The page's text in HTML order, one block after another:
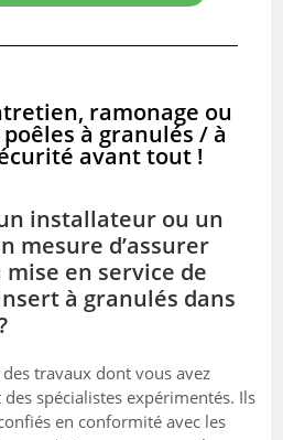
ramonage ou
à granulés / à
avant tout !
installateur ou un
mesure d’assurer
en service de
à granulés dans
travaux dont vous avez
spécialistes expérimentés. Ils
en conformité avec les